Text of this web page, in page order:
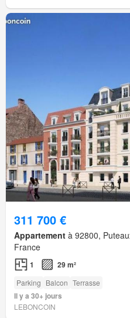
311 700 €
Appartement à 92800,
France
1 29 m²
Parking Balcon Terrasse
Il y a 30+ jours
LEBONCOIN